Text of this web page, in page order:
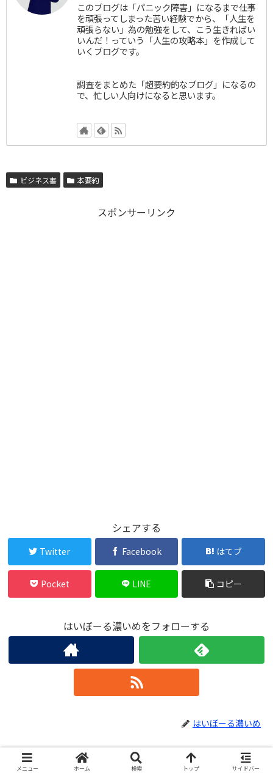
このブログは「パニック障害」になるまで仕事
を頑張ってしまった苦い経験でから、「人生を
頑張らない」為の勉強をして、こう生きればい
いんだ！っていう「人生の攻略本」を作成して
いくブログです。
調査をまとめた「超要約的なブログ」になるの
で、忙しい人向けになると思います。
ビジネス書 本要約
スポンサーリンク
シェアする
Twitter Facebook はてブ
Pocket LINE コピー
はいぼーる濃いめをフォローする
はいぼーる濃いめ
関連記事
メニュー ホーム 検索 トップ サイドバー